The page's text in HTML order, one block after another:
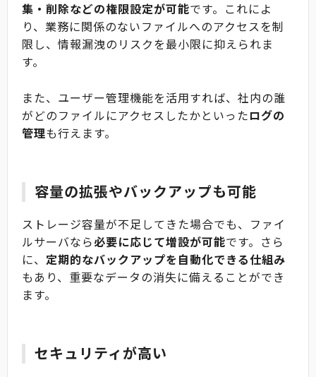
集・削除などの権限設定が可能です。これによ
り、業務に関係のないファイルへのアクセスを制
限し、情報漏洩のリスクを最小限に抑えられま
す。
また、ユーザー管理機能を活用すれば、社内の誰
がどのファイルにアクセスしたかといったログの
管理も行えます。
容量の拡張やバックアップも可能
ストレージ容量が不足してきた場合でも、ファイ
ルサーバなら必要に応じて増設が可能です。さら
に、 定期的なバックアップを自動化できる仕組み
もあり、重要なデータの消失に備えることができ
ます。
セキュリティが高い